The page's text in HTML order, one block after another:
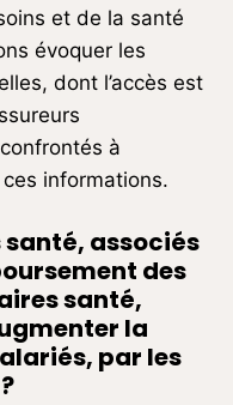
et de la santé
évoquer les
dont l’accès est
à
ces informations.
santé, associés
des
santé,
la
par les